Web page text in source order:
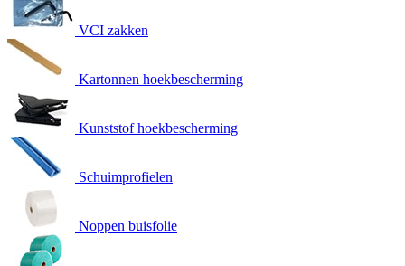
VCI zakken
Kartonnen hoekbescherming
Kunststof hoekbescherming
Schuimprofielen
Noppen buisfolie